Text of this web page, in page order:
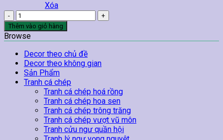
Xóa
Bộ
5
Tranh
Phật
A
Di
Đà
Và
lượng
Thêm vào giỏ hàng
Browse
Decor theo chủ đề
Decor theo không gian
Sản Phẩm
Tranh cá chép
Tranh cá chép hoá rồng
Tranh cá chép hoa sen
Tranh cá chép trông trăng
Tranh cá chép vượt vũ môn
Tranh cửu ngư quần hội